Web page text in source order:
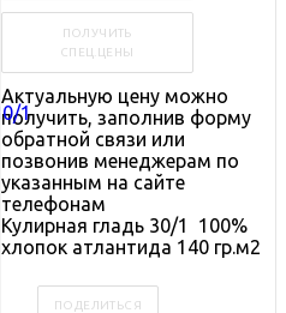
ПОЛУЧИТЬ
СПЕЦ.ЦЕНЫ
Актуальную цену можно
получить, заполнив форму
обратной связи или
позвонив менеджерам по
указанным на сайте
телефонам
Кулирная гладь 30/1 100%
хлопок атлантида 140 гр.м2
ПОДЕЛИТЬСЯ